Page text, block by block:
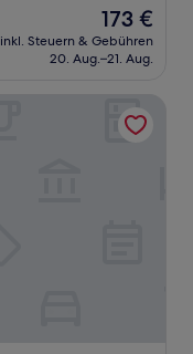
Der
Preis
beträgt
173 €
inkl. Steuern & Gebühren
20. Aug.–21. Aug.